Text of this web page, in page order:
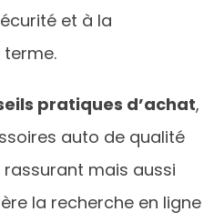
et à la
pratiques d’achat,
auto de qualité
mais aussi
la recherche en ligne